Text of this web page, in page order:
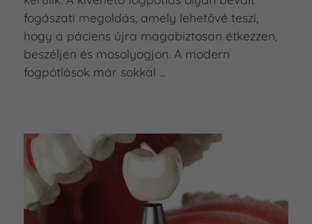
fogászati megoldás, amely lehetővé teszi,
hogy a páciens újra magabiztosan étkezzen,
beszéljen és mosolyogjon. A modern
fogpótlások már sokkal ...